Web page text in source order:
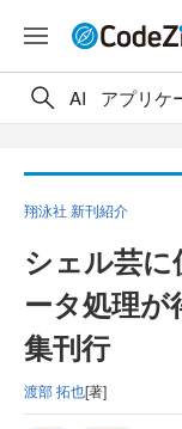
AI アプリケ
翔泳社 新刊紹介
シェル芸
ータ処理
集刊行
渡部 拓也[著]